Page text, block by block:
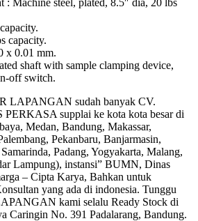
capacity.
x 0.01 mm.
shaft with sample clamping device,
off switch.
LAPANGAN sudah banyak CV.
supplai ke kota kota besar di
Medan, Bandung, Makassar,
Pekanbaru, Banjarmasin,
Padang, Yogyakarta, Malang,
Lampung), instansi” BUMN, Dinas
– Cipta Karya, Bahkan untuk
yang ada di indonesia. Tunggu
kami selalu Ready Stock di
Caringin No. 391 Padalarang, Bandung.